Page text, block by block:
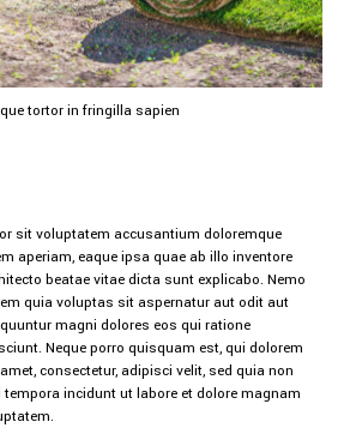
tortor in fringilla sapien
sit voluptatem accusantium doloremque
aperiam, eaque ipsa quae ab illo inventore
beatae vitae dicta sunt explicabo. Nemo
quia voluptas sit aspernatur aut odit aut
magni dolores eos qui ratione
Neque porro quisquam est, qui dolorem
consectetur, adipisci velit, sed quia non
incidunt ut labore et dolore magnam